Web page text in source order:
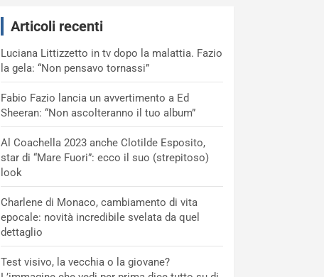
Articoli recenti
Luciana Littizzetto in tv dopo la malattia. Fazio
la gela: “Non pensavo tornassi”
Fabio Fazio lancia un avvertimento a Ed
Sheeran: “Non ascolteranno il tuo album”
Al Coachella 2023 anche Clotilde Esposito,
star di “Mare Fuori”: ecco il suo (strepitoso)
look
Charlene di Monaco, cambiamento di vita
epocale: novità incredibile svelata da quel
dettaglio
Test visivo, la vecchia o la giovane?